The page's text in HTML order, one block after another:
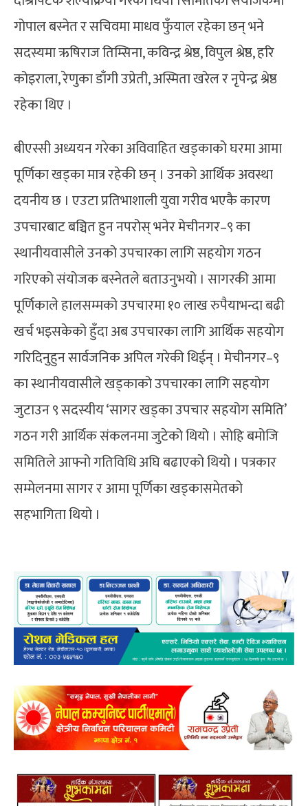
गोपाल बस्नेत र सचिवमा माधव फुँयाल रहेका छन् भने
सदस्यमा ऋषिराज तिम्सिना, कविन्द्र श्रेष्ठ, विपुल श्रेष्ठ, हरि
कोइराला, रेणुका डाँगी उप्रेती, अस्मिता खरेल र नृपेन्द्र श्रेष्ठ
रहेका थिए ।
बीएस्सी अध्ययन गरेका अविवाहित खड्काको घरमा आमा
पूर्णिका खड्का मात्र रहेकी छन् । उनको आर्थिक अवस्था
दयनीय छ । एउटा प्रतिभाशाली युवा गरीव भएकै कारण
उपचारबाट बञ्चित हुन नपरोस् भनेर मेचीनगर–९ का
स्थानीयवासीले उनको उपचारका लागि सहयोग गठन
गरिएको संयोजक बस्नेतले बताउनुभयो । सागरकी आमा
पूर्णिकाले हालसम्मको उपचारमा १० लाख रुपैयाभन्दा बढी
खर्च भइसकेको हुँदा अब उपचारका लागि आर्थिक सहयोग
गरिदिनुहुन सार्वजनिक अपिल गरेकी थिईन् । मेचीनगर–९
का स्थानीयवासीले खड्काको उपचारका लागि सहयोग
जुटाउन ९ सदस्यीय ‘सागर खड्का उपचार सहयोग समिति’
गठन गरी आर्थिक संकलनमा जुटेको थियो । सोहि बमोजि
समितिले आफ्नो गतिविधि अघि बढाएको थियो । पत्रकार
सम्मेलनमा सागर र आमा पूर्णिका खड्कासमेतको
सहभागिता थियो ।